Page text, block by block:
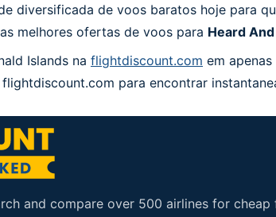
diversificada de voos baratos hoje para
melhores ofertas de voos para Heard
Islands na flightdiscount.com em
para encontrar
and compare over 500 airlines for cheap